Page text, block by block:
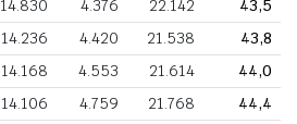
14.830 4.376 22.142
43,5
14.236 4.420 21.538
43,8
14.168 4.553 21.614
44,0
14.106 4.759 21.768
44,4